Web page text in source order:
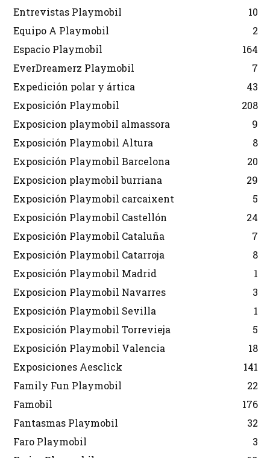
Entrevistas Playmobil
10
Equipo A Playmobil
2
Espacio Playmobil
164
EverDreamerz Playmobil
7
Expedición polar y ártica
43
Exposición Playmobil
208
Exposicion playmobil almassora
9
Exposición Playmobil Altura
8
Exposición Playmobil Barcelona
20
Exposicion playmobil burriana
29
Exposición Playmobil carcaixent
5
Exposición Playmobil Castellón
24
Exposición Playmobil Cataluña
7
Exposición Playmobil Catarroja
8
Exposición Playmobil Madrid
1
Exposicion Playmobil Navarres
3
Exposición Playmobil Sevilla
1
Exposición Playmobil Torrevieja
5
Exposición Playmobil Valencia
18
Exposiciones Aesclick
141
Family Fun Playmobil
22
Famobil
176
Fantasmas Playmobil
32
Faro Playmobil
3